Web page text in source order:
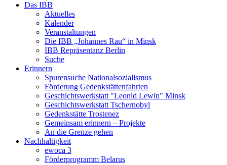
Das IBB
Aktuelles
Kalender
Veranstaltungen
Die IBB „Johannes Rau“ in Minsk
IBB Repräsentanz Berlin
Suche
Erinnern
Spurensuche Nationalsozialismus
Förderung Gedenkstättenfahrten
Geschichtswerkstatt "Leonid Lewin" Minsk
Geschichtswerkstatt Tschernobyl
Gedenkstätte Trostenez
Gemeinsam erinnern – Projekte
An die Grenze gehen
Nachhaltigkeit
ewoca 3
Förderprogramm Belarus